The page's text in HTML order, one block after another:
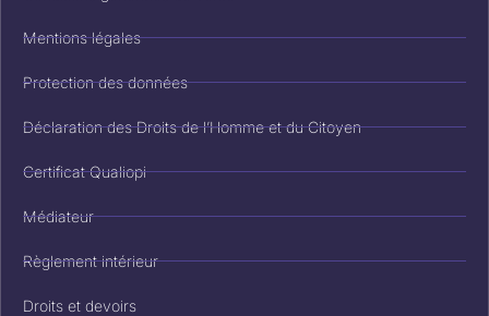
Mentions légales
Protection des données
Déclaration des Droits de l’Homme et du Citoyen
Certificat Qualiopi
Médiateur
Règlement intérieur
Droits et devoirs